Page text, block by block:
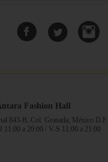
Fashion Hall
843-B, Col. Granada, México D.F.
11:00 a 20:00 / V-S 11:00 a 21:00